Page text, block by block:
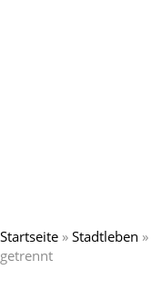
Startseite » Stadtleben »
getrennt